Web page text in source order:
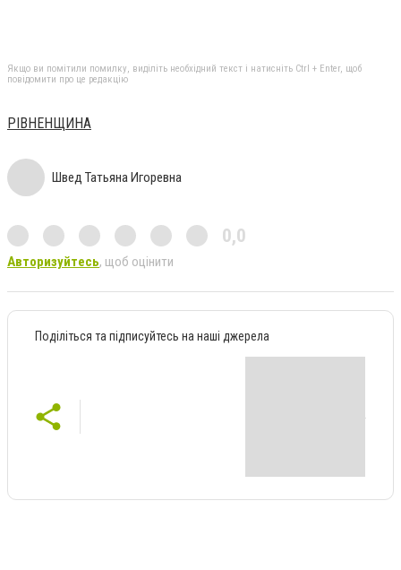
Якщо ви помітили помилку, виділіть необхідний текст і натисніть Ctrl + Enter, щоб
повідомити про це редакцію
РІВНЕНЩИНА
Швед Татьяна Игоревна
0,0
Авторизуйтесь, щоб оцінити
Поділіться та підписуйтесь на наші джерела